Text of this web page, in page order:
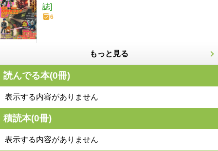
誌]
6
もっと見る
読んでる本(0冊)
表示する内容がありません
積読本(0冊)
表示する内容がありません